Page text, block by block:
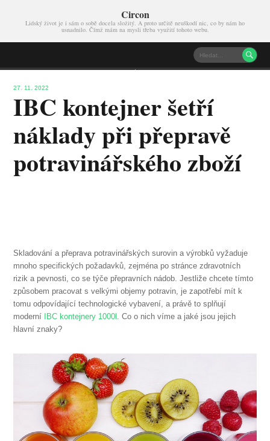
Circon
Lidský život je i sám o sobě docela složitý. A proto určitě neuškodí nic, co by nám ho
usnadnilo. Čímž mám na mysli třeba využití tohoto webu.

27. 11. 2022
IBC kontejner šetří
náklady při přepravě
potravinářského zboží
Skladování a přeprava potravinářských surovin a výrobků vyžaduje
mnoho specifických požadavků, zejména po stránce zdravotních
rizik a pevnosti, co se týče přepravních nádob. Jestliže chcete tímto
způsobem pracovat s velkými objemy potravin, je zapotřebí mít k
tomu odpovídající technologické vybavení, a právě to splňují
moderní
IBC kontejnery 1000l . Co o nich víme a jaké jsou jejich
hlavní znaky?